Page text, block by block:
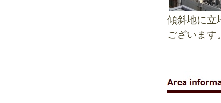
傾斜地に立
ございます